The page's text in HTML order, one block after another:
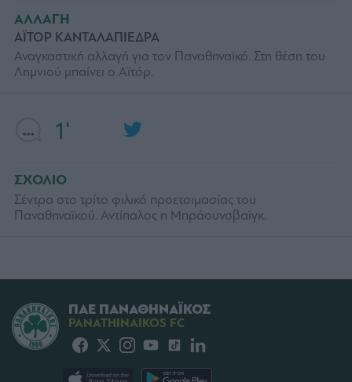
1'
ΣΧΟΛΙΟ
Σέντρα στο τρίτο φιλικό προετοιμασίας του
Παναθηναϊκού. Αντίπαλος η Μπράουνσβαϊγκ.
ΑΛΛΑΓΗ
ΑΪΤΟΡ ΚΑΝΤΑΛΑΠΙΕΔΡΑ
Αναγκαστική αλλαγή για τον Παναθηναϊκό. Στη θέση του
Λημνιού μπαίνει ο Αϊτόρ.
ΠΑΕ ΠΑΝΑΘΗΝΑΪΚΟΣ
PANATHINAIKOS FC